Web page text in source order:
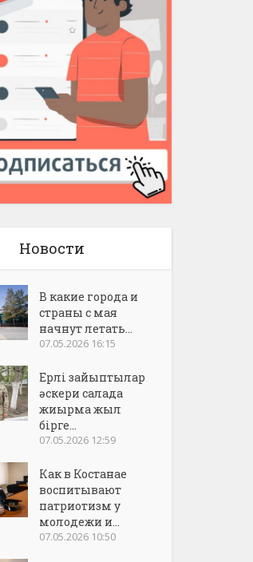
Новости
В какие города и
страны с мая
начнут летать...
07.05.2026 16:15
Ерлі зайыптылар
әскери салада
жиырма жыл
бірге...
07.05.2026 12:59
Как в Костанае
воспитывают
патриотизм у
молодежи и...
07.05.2026 10:50